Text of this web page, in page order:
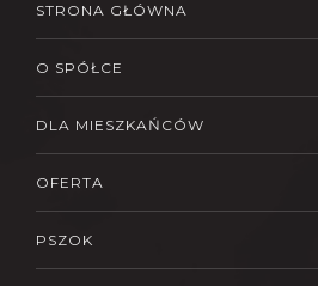
STRONA GŁÓWNA
O SPÓŁCE
DLA MIESZKAŃCÓW
OFERTA
PSZOK